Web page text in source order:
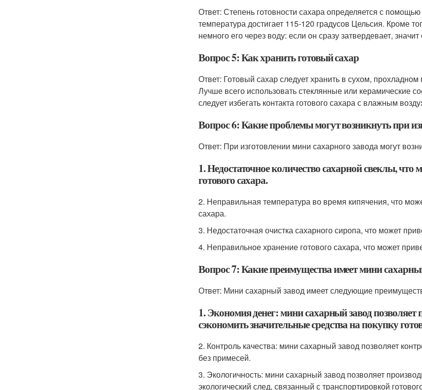
Ответ: Степень готовности сахара определяется с
температура достигает 115-120 градусов Цельсия. Кроме
немного его через воду: если он сразу затвердевает, значит
Вопрос 5: Как хранить готовый сахар
Ответ: Готовый сахар следует хранить в сухом,
Лучше всего использовать стеклянные или керамические
следует избегать контакта готового сахара с влажным
Вопрос 6: Какие проблемы могут возникнуть при
Ответ: При изготовлении мини сахарного завода могут
1. Недостаточное количество сахарной свеклы, что
готового сахара.
2. Неправильная температура во время кипячения, что
сахара.
3. Недостаточная очистка сахарного сиропа, что может
4. Неправильное хранение готового сахара, что может
Вопрос 7: Какие преимущества имеет мини
Ответ: Мини сахарный завод имеет следующие
1. Экономия денег: мини сахарный завод позволяет
сэкономить значительные средства на покупку
2. Контроль качества: мини сахарный завод позволяет
без примесей.
3. Экологичность: мини сахарный завод позволяет
экологический след, связанный с транспортировкой